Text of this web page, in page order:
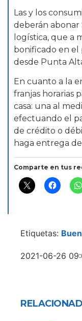
Las y los
deberán
logística, que a
bonificado en
desde Punta
En cuanto a la
franjas horarias
casa: una al
efectuando el
de crédito o
haga entrega
Comparte en tus
Etiquetas:
2021-06-26